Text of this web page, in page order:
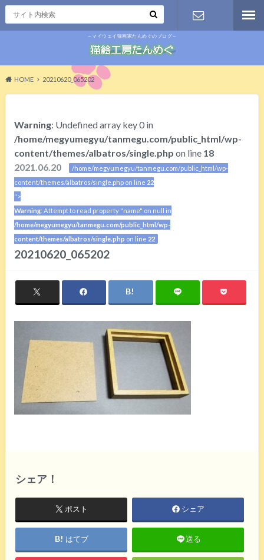
～マイウェイ猫画家たんめぐのブログ～
HOME 20210620_065202
Warning: Undefined array key 0 in
/home/megyumegyu/tanmegu.com/public_html/wp-
content/themes/albatros/single.php on line 18
2021.06.20
/home/megyumegyu/tanmegu.com/public_html/wp-
content/themes/albatros/single.php on line 22
">
Warning: Attempt to read property "name" on null in
/home/megyumegyu/tanmegu.com/public_html/wp-
content/themes/albatros/single.php on line 22
20210620_065202
シェア！
ポスト シェア
はてブ 送る